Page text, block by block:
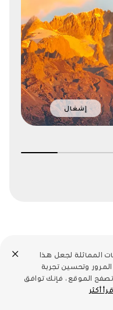
المماثلة لجعل هذا
وتحسين تجربة
الموقع ، فإنك توافق
اقرأ أكثر
إشغال